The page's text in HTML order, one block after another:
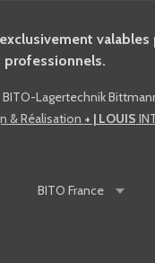
valables
Lagertechnik
& Réalisation + | LOUIS
BITO France